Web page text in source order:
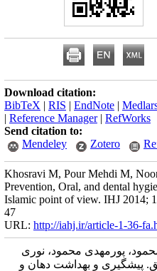
Download citation:
BibTeX | RIS | EndNote |
| Reference Manager| RefWorks
Send citation to:
Mendeley
Zotero
Khosravi M, Pour Mehdi M,
Prevention, Oral, and dental
Islamic point of view. IHJ 2014;
47
URL: http://iahj.ir/article-1-36-
پورمهدی محمود، نوری
پیشگیری و بهداشت دهان و